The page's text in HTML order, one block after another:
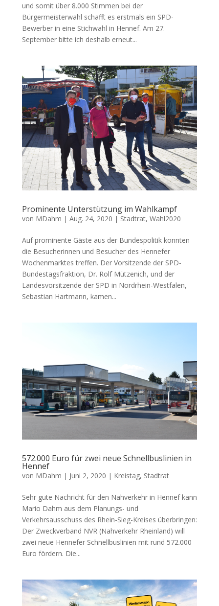
und somit über 8.000 Stimmen bei der
Bürgermeisterwahl schafft es erstmals ein SPD-
Bewerber in eine Stichwahl in Hennef. Am 27.
September bitte ich deshalb erneut...
Prominente Unterstützung im Wahlkampf
von MDahm | Aug. 24, 2020 | Stadtrat, Wahl2020
Auf prominente Gäste aus der Bundespolitik konnten
die Besucherinnen und Besucher des Hennefer
Wochenmarktes treffen. Der Vorsitzende der SPD-
Bundestagsfraktion, Dr. Rolf Mützenich, und der
Landesvorsitzende der SPD in Nordrhein-Westfalen,
Sebastian Hartmann, kamen...
572.000 Euro für zwei neue Schnellbuslinien in
Hennef
von MDahm | Juni 2, 2020 | Kreistag, Stadtrat
Sehr gute Nachricht für den Nahverkehr in Hennef kann
Mario Dahm aus dem Planungs- und
Verkehrsausschuss des Rhein-Sieg-Kreises überbringen:
Der Zweckverband NVR (Nahverkehr Rheinland) will
zwei neue Hennefer Schnellbuslinien mit rund 572.000
Euro fördern. Die...